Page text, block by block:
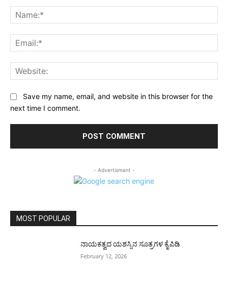
Save my name, email, and website in this browser for the
next time I comment.
- Advertisment -
MOST POPULAR
ನಾಯಕತ್ವದ ಯಶಸ್ಸಿನ ಸೂತ್ರಗಳ ಕೈಪಿಡಿ
February 12, 2026